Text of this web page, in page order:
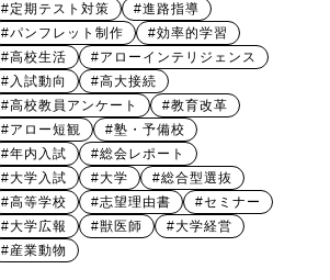
#定期テスト対策
#進路指導
#パンフレット制作
#効率的学習
#高校生活
#アローインテリジェンス
#入試動向
#高大接続
#高校教員アンケート
#教育改革
#アロー短観
#塾・予備校
#年内入試
#総会レポート
#大学入試
#大学
#総合型選抜
#高等学校
#志望理由書
#セミナー
#大学広報
#獣医師
#大学経営
#産業動物